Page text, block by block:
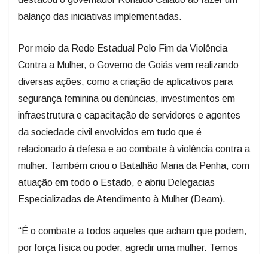
balanço das iniciativas implementadas.
Por meio da Rede Estadual Pelo Fim da Violência
Contra a Mulher, o Governo de Goiás vem realizando
diversas ações, como a criação de aplicativos para
segurança feminina ou denúncias, investimentos em
infraestrutura e capacitação de servidores e agentes
da sociedade civil envolvidos em tudo que é
relacionado à defesa e ao combate à violência contra a
mulher. Também criou o Batalhão Maria da Penha, com
atuação em todo o Estado, e abriu Delegacias
Especializadas de Atendimento à Mulher (Deam).
“É o combate a todos aqueles que acham que podem,
por força física ou poder, agredir uma mulher. Temos